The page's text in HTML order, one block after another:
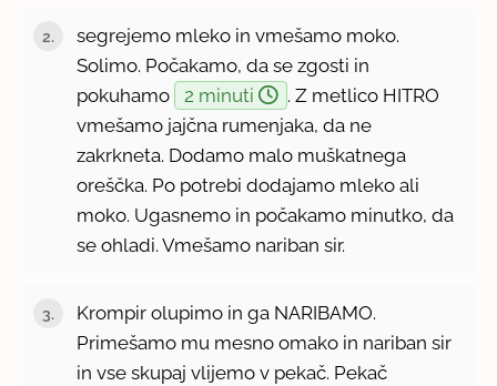
segrejemo mleko in vmešamo moko.
Solimo. Počakamo, da se zgosti in
pokuhamo
2 minuti
. Z metlico HITRO
vmešamo jajčna rumenjaka, da ne
zakrkneta. Dodamo malo muškatnega
oreščka. Po potrebi dodajamo mleko ali
moko. Ugasnemo in počakamo minutko, da
se ohladi. Vmešamo nariban sir.
Krompir olupimo in ga NARIBAMO.
Primešamo mu mesno omako in nariban sir
in vse skupaj vlijemo v pekač. Pekač